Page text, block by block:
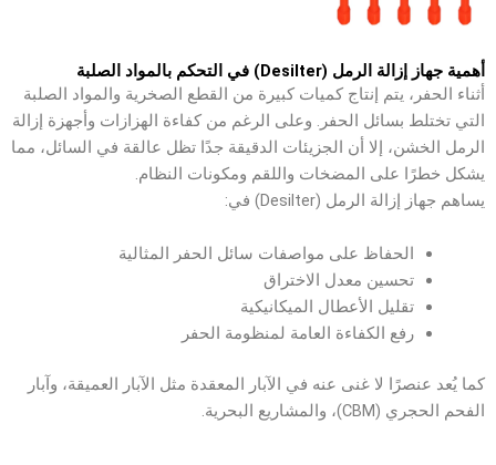
أهمية جهاز إزالة الرمل (Desilter) في التحكم بالمواد الصلبة
أثناء الحفر، يتم إنتاج كميات كبيرة من القطع الصخرية والمواد الصلبة
التي تختلط بسائل الحفر. وعلى الرغم من كفاءة الهزازات وأجهزة إزالة
الرمل الخشن، إلا أن الجزيئات الدقيقة جدًا تظل عالقة في السائل، مما
يشكل خطرًا على المضخات واللقم ومكونات النظام.
يساهم جهاز إزالة الرمل (Desilter) في:
الحفاظ على مواصفات سائل الحفر المثالية
تحسين معدل الاختراق
تقليل الأعطال الميكانيكية
رفع الكفاءة العامة لمنظومة الحفر
كما يُعد عنصرًا لا غنى عنه في الآبار المعقدة مثل الآبار العميقة، وآبار
الفحم الحجري (CBM)، والمشاريع البحرية.